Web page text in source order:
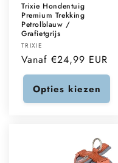
Trixie Hondentuig
Premium Trekking
Petrolblauw /
Grafietgrijs
Verkoper:
TRIXIE
Normale
prijs
Vanaf €24,99 EUR
Opties kiezen